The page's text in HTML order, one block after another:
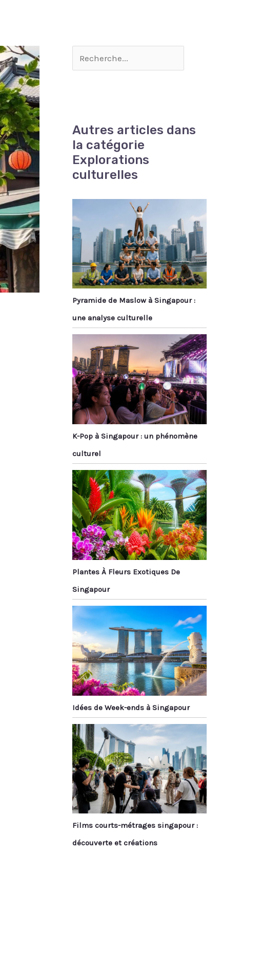
Autres articles dans
la catégorie
Explorations
culturelles
Pyramide de Maslow à Singapour :
une analyse culturelle
K-Pop à Singapour : un phénomène
culturel
Plantes À Fleurs Exotiques De
Singapour
Idées de Week-ends à Singapour
Films courts-métrages singapour :
découverte et créations